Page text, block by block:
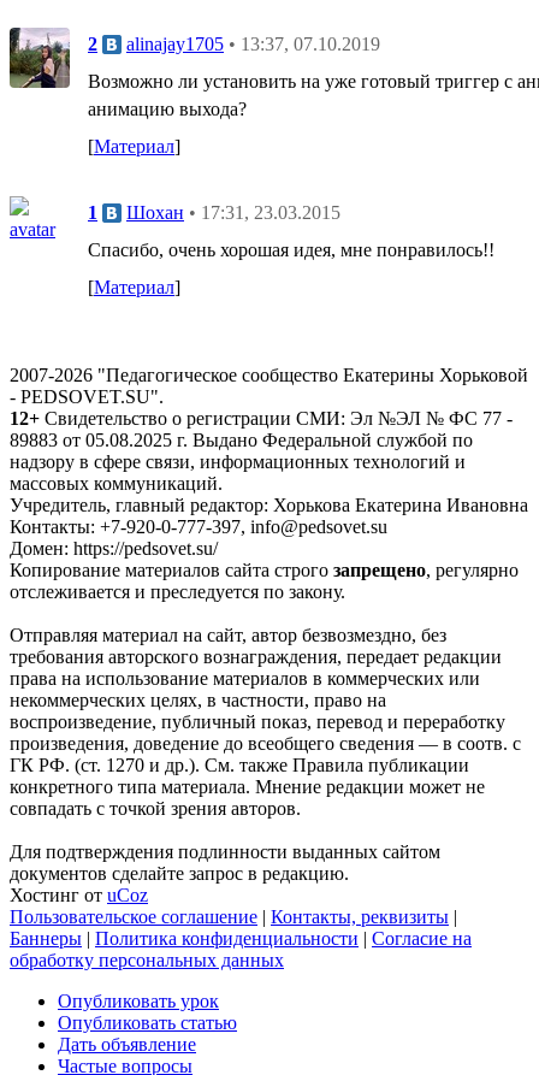
2 alinajay1705 • 13:37, 07.10.2019
Возможно ли установить на уже готовый триггер с
анимацию выхода?
[Материал]
1 Шохан • 17:31, 23.03.2015
Cпасибо, очень хорошая идея, мне понравилось!!
[Материал]
2007-2026 "Педагогическое сообщество Екатерины Хорьковой
- PEDSOVET.SU".
12+ Свидетельство о регистрации СМИ: Эл №ЭЛ № ФС 77 -
89883 от 05.08.2025 г. Выдано Федеральной службой по
надзору в сфере связи, информационных технологий и
массовых коммуникаций.
Учредитель, главный редактор: Хорькова Екатерина Ивановна
Контакты: +7-920-0-777-397, info@pedsovet.su
Домен: https://pedsovet.su/
Копирование материалов сайта строго запрещено, регулярно
отслеживается и преследуется по закону.
Отправляя материал на сайт, автор безвозмездно, без
требования авторского вознаграждения, передает редакции
права на использование материалов в коммерческих или
некоммерческих целях, в частности, право на
воспроизведение, публичный показ, перевод и переработку
произведения, доведение до всеобщего сведения — в соотв. с
ГК РФ. (ст. 1270 и др.). См. также Правила публикации
конкретного типа материала. Мнение редакции может не
совпадать с точкой зрения авторов.
Для подтверждения подлинности выданных сайтом
документов сделайте запрос в редакцию.
Хостинг от uCoz
Пользовательское соглашение | Контакты, реквизиты |
Баннеры | Политика конфиденциальности | Согласие на
обработку персональных данных
Опубликовать урок
Опубликовать статью
Дать объявление
Частые вопросы